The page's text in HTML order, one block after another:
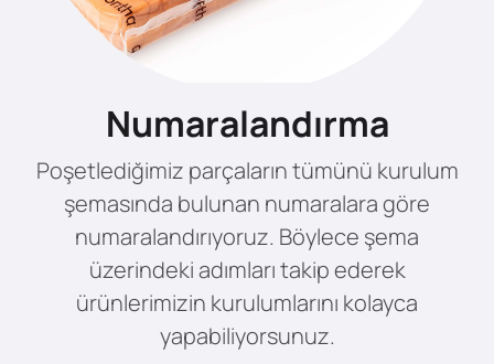
Numaralandırma
Poşetlediğimiz parçaların tümünü kurulum
şemasında bulunan numaralara göre
numaralandırıyoruz. Böylece şema
üzerindeki adımları takip ederek
ürünlerimizin kurulumlarını kolayca
yapabiliyorsunuz.